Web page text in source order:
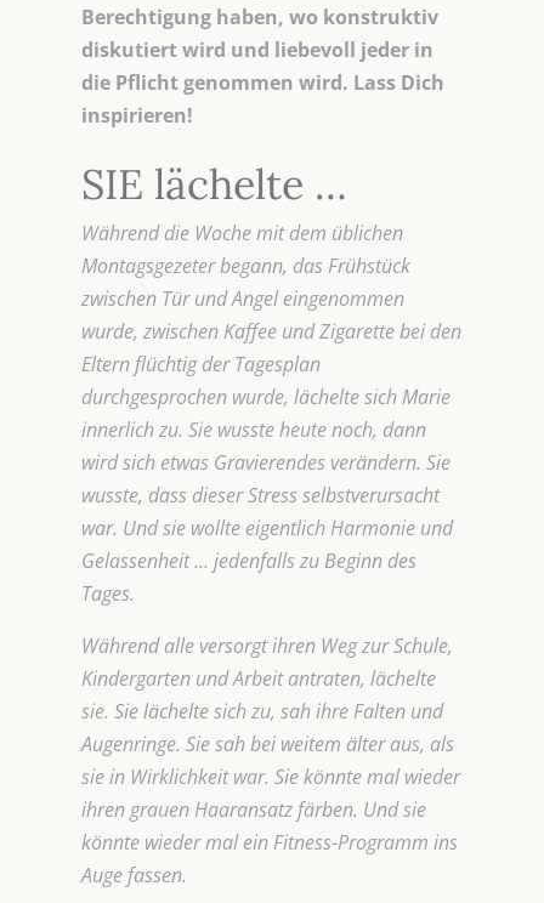
Berechtigung haben, wo konstruktiv
diskutiert wird und liebevoll jeder in
die Pflicht genommen wird. Lass Dich
inspirieren!
SIE lächelte …
Während die Woche mit dem üblichen
Montagsgezeter begann, das Frühstück
zwischen Tür und Angel eingenommen
wurde, zwischen Kaffee und Zigarette bei den
Eltern flüchtig der Tagesplan
durchgesprochen wurde, lächelte sich Marie
innerlich zu. Sie wusste heute noch, dann
wird sich etwas Gravierendes verändern. Sie
wusste, dass dieser Stress selbstverursacht
war. Und sie wollte eigentlich Harmonie und
Gelassenheit … jedenfalls zu Beginn des
Tages.
Während alle versorgt ihren Weg zur Schule,
Kindergarten und Arbeit antraten, lächelte
sie. Sie lächelte sich zu, sah ihre Falten und
Augenringe. Sie sah bei weitem älter aus, als
sie in Wirklichkeit war. Sie könnte mal wieder
ihren grauen Haaransatz färben. Und sie
könnte wieder mal ein Fitness-Programm ins
Auge fassen.